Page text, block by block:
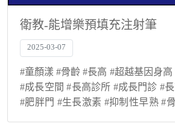
衛教-能增樂預填充注射筆
2025-03-07
#童顏漾 #骨齡 #長高 #超越基因身高
#成長空間 #長高診所 #成長門診 #
#肥胖門 #生長激素 #抑制性早熟 #